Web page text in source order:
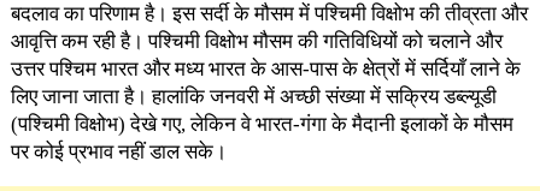
बदलाव का परिणाम है। इस सर्दी के मौसम में पश्चिमी विक्षोभ की तीव्रता और
आवृत्ति कम रही है। पश्चिमी विक्षोभ मौसम की गतिविधियों को चलाने और
उत्तर पश्चिम भारत और मध्य भारत के आस-पास के क्षेत्रों में सर्दियाँ लाने के
लिए जाना जाता है। हालांकि जनवरी में अच्छी संख्या में सक्रिय डब्ल्यूडी
(पश्चिमी विक्षोभ) देखे गए, लेकिन वे भारत-गंगा के मैदानी इलाकों के मौसम
पर कोई प्रभाव नहीं डाल सके।